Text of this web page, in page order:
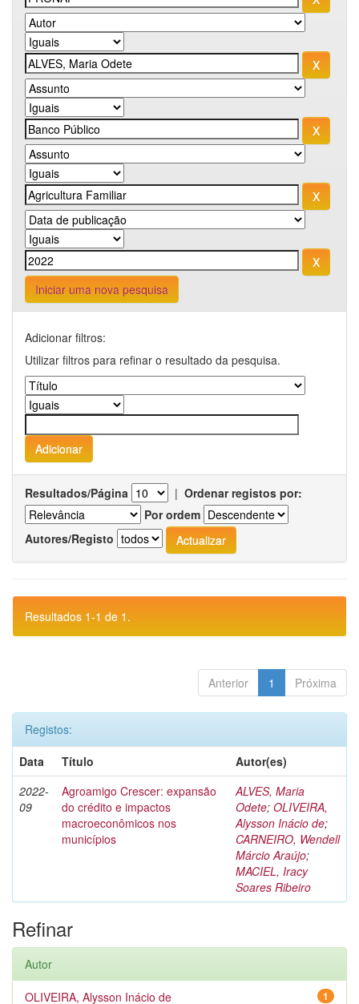
Iniciar uma nova pesquisa
Adicionar filtros:
Utilizar filtros para refinar o resultado da pesquisa.
Resultados/Página | Ordenar registos por:
Por ordem
Autores/Registo
Resultados 1-1 de 1.
Anterior 1 Próxima
Registos:
Data
Título
Autor(es)
2022-
09
Agroamigo Crescer: expansão
do crédito e impactos
macroeconômicos nos
municípios
ALVES, Maria
Odete; OLIVEIRA,
Alysson Inácio de;
CARNEIRO, Wendell
Márcio Araújo;
MACIEL, Iracy
Soares Ribeiro
Refinar
Autor
1
OLIVEIRA, Alysson Inácio de